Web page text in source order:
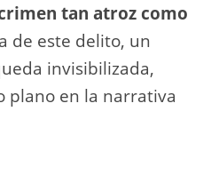
tan atroz como
de este delito, un
invisibilizada,
plano en la narrativa